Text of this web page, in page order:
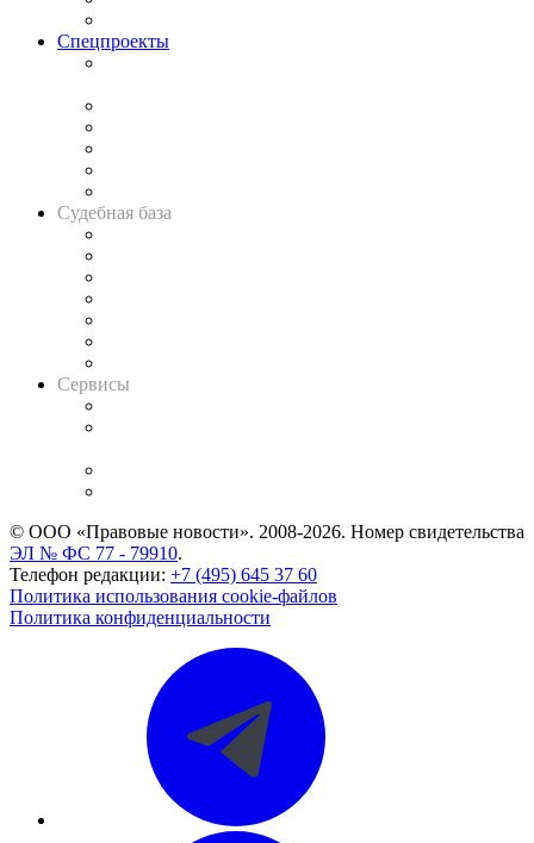
Спецпроекты
Судебная база
Сервисы
© ООО «Правовые новости». 2008-2026. Номер свидетельства
ЭЛ № ФС 77 - 79910.
Телефон редакции: +7 (495) 645 37 60
Политика использования cookie-файлов
Политика конфиденциальности